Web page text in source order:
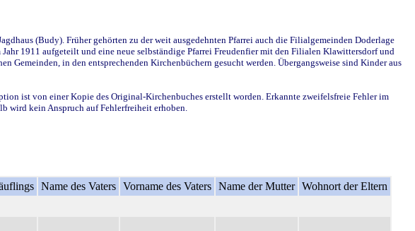
(Budy). Früher gehörten zu der weit ausgedehnten Pfarrei auch die Filialgemeinden Doderlage
1911 aufgeteilt und eine neue selbständige Pfarrei Freudenfier mit den Filialen Klawittersdorf und
in den entsprechenden Kirchenbüchern gesucht werden. Übergangsweise sind Kinder aus
ist von einer Kopie des Original-Kirchenbuches erstellt worden. Erkannte zweifelsfreie Fehler im
wird kein Anspruch auf Fehlerfreiheit erhoben.
Name des Vaters Vorname des Vaters Name der Mutter Wohnort der Eltern